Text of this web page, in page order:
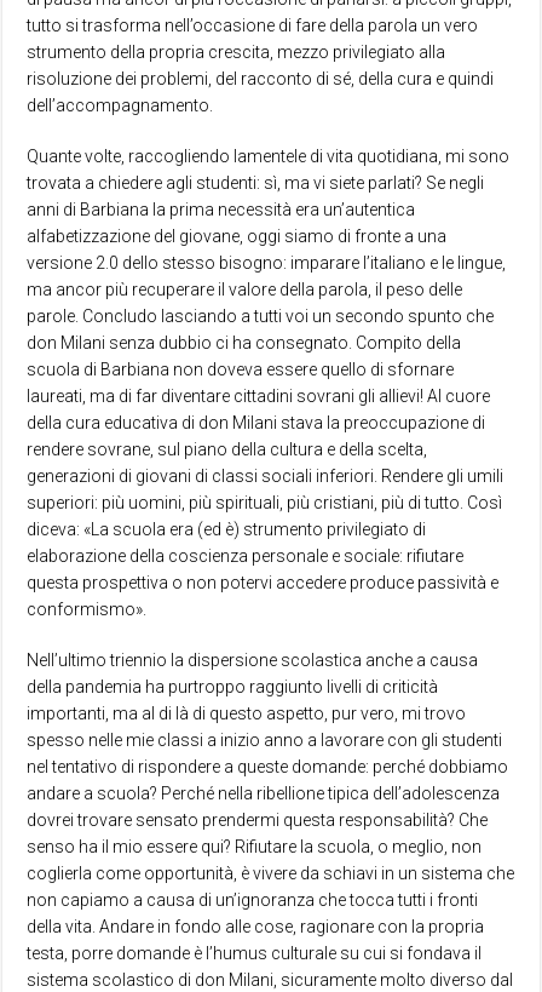
tutto si trasforma nell’occasione di fare della parola un vero
strumento della propria crescita, mezzo privilegiato alla
risoluzione dei problemi, del racconto di sé, della cura e quindi
dell’accompagnamento.
Quante volte, raccogliendo lamentele di vita quotidiana, mi sono
trovata a chiedere agli studenti: sì, ma vi siete parlati? Se negli
anni di Barbiana la prima necessità era un’autentica
alfabetizzazione del giovane, oggi siamo di fronte a una
versione 2.0 dello stesso bisogno: imparare l’italiano e le lingue,
ma ancor più recuperare il valore della parola, il peso delle
parole. Concludo lasciando a tutti voi un secondo spunto che
don Milani senza dubbio ci ha consegnato. Compito della
scuola di Barbiana non doveva essere quello di sfornare
laureati, ma di far diventare cittadini sovrani gli allievi! Al cuore
della cura educativa di don Milani stava la preoccupazione di
rendere sovrane, sul piano della cultura e della scelta,
generazioni di giovani di classi sociali inferiori. Rendere gli umili
superiori: più uomini, più spirituali, più cristiani, più di tutto. Così
diceva: «La scuola era (ed è) strumento privilegiato di
elaborazione della coscienza personale e sociale: rifiutare
questa prospettiva o non potervi accedere produce passività e
conformismo».
Nell’ultimo triennio la dispersione scolastica anche a causa
della pandemia ha purtroppo raggiunto livelli di criticità
importanti, ma al di là di questo aspetto, pur vero, mi trovo
spesso nelle mie classi a inizio anno a lavorare con gli studenti
nel tentativo di rispondere a queste domande: perché dobbiamo
andare a scuola? Perché nella ribellione tipica dell’adolescenza
dovrei trovare sensato prendermi questa responsabilità? Che
senso ha il mio essere qui? Rifiutare la scuola, o meglio, non
coglierla come opportunità, è vivere da schiavi in un sistema che
non capiamo a causa di un’ignoranza che tocca tutti i fronti
della vita. Andare in fondo alle cose, ragionare con la propria
testa, porre domande è l’humus culturale su cui si fondava il
sistema scolastico di don Milani, sicuramente molto diverso dal